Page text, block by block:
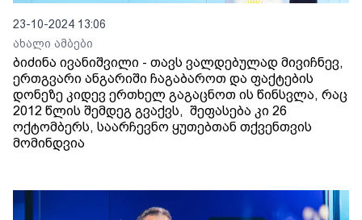
23-10-2024 13:06
ახალი ამბები
ბიძინა ივანიშვილი - თავს ვალდებულად მივიჩნევ,
ერთგვარი ანგარიში ჩაგაბაროთ და ფაქტების
დონეზე კიდევ ერთხელ გაგაცნოთ ის წინსვლა, რაც
2012 წლის შემდეგ გვაქვს, შეფასება კი 26
ოქტომბერს, საარჩევნო ყუთებთან თქვენთვის
მომინდვია